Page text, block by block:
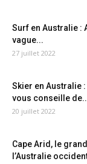
Surf en Australie :
vague...
27 juillet 2022
Skier en Australie
vous conseille
20 juillet 2022
Cape Arid, le
l’Australie